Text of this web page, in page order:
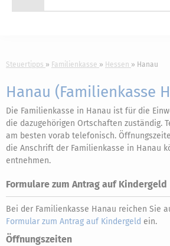
Steuertipps Familienkasse Hessen Hanau
Hanau (Familienkasse
Die Familienkasse in Hanau ist für die
die dazugehörigen Ortschaften zuständig.
am besten vorab telefonisch.
die Anschrift der Familienkasse in Hanau
entnehmen.
Formulare zum Antrag auf Kindergeld
Bei der Familienkasse Hanau reichen Sie
Formular zum Antrag auf Kindergeld ein.
Öffnungszeiten